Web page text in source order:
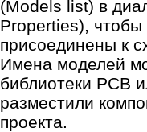
(Models list) в
Properties), чтобы
присоединены к
Имена моделей
библиотеки PCB
разместили
проекта.